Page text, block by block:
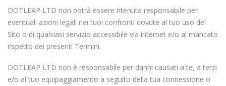
DOTLEAP LTD non potrà essere ritenuta responsabile per
eventuali azioni legali nei tuoi confronti dovute al tuo uso del
Sito o di qualsiasi servizio accessibile via internet e/o al mancato
rispetto dei presenti Termini.
DOTLEAP LTD non è responsabile per danni causati a te, a terzi
e/o al tuo equipaggiamento a seguito della tua connessione o